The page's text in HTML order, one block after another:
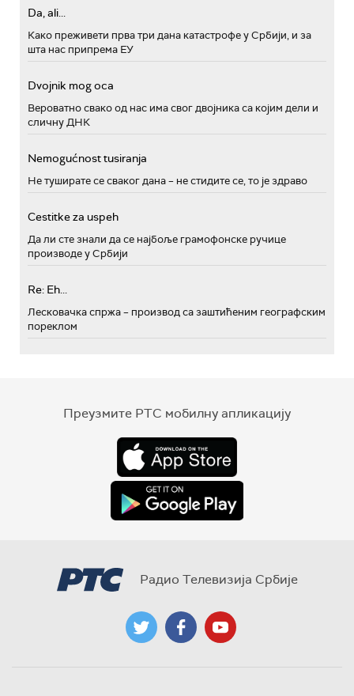
Da, ali...
Како преживети прва три дана катастрофе у Србији, и за
шта нас припрема ЕУ
Dvojnik mog oca
Вероватно свако од нас има свог двојника са којим дели и
сличну ДНК
Nemogućnost tusiranja
Не туширате се сваког дана – не стидите се, то је здраво
Cestitke za uspeh
Да ли сте знали да се најбоље грамофонске ручице
производе у Србији
Re: Eh...
Лесковачка спржа – производ са заштићеним географским
пореклом
Преузмите РТС мобилну апликацију
Радио Телевизија Србије